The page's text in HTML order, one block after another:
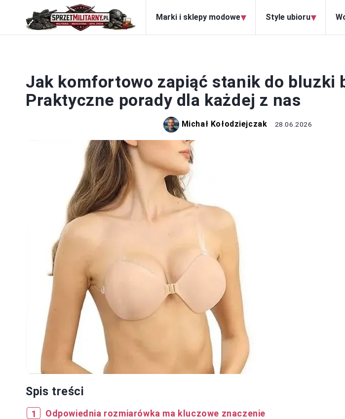
Marki i sklepy modowe▾ Style ubioru▾
Jak komfortowo zapiąć stanik do bluzki
Praktyczne porady dla każdej z nas
Michał Kołodziejczak 28.06.2026
Spis treści
Odpowiednia rozmiarówka ma kluczowe znaczenie